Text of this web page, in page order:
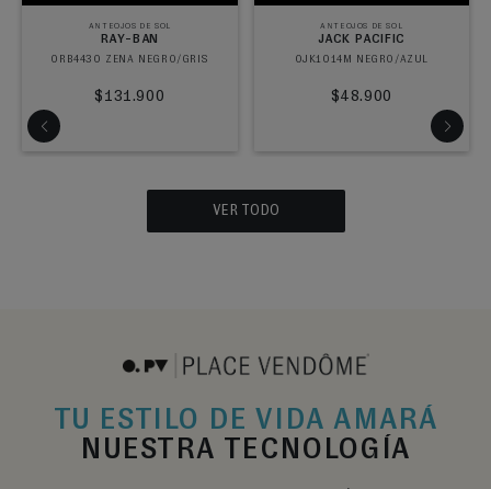
ANTEOJOS DE SOL
RAY-BAN
0RB4430 ZENA NEGRO/GRIS
$131.900
ANTEOJOS DE SOL
JACK PACIFIC
0JK1014M NEGRO/AZUL
$48.900
VER TODO
TU ESTILO DE VIDA AMARÁ
NUESTRA TECNOLOGÍA